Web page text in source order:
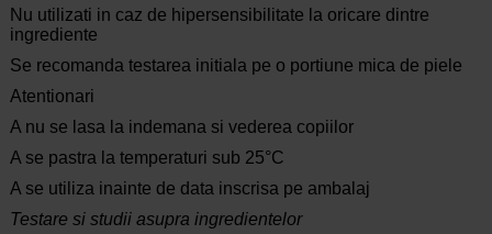
Nu utilizati in caz de hipersensibilitate la oricare dintre
ingrediente
Se recomanda testarea initiala pe o portiune mica de piele
Atentionari
A nu se lasa la indemana si vederea copiilor
A se pastra la temperaturi sub 25°C
A se utiliza inainte de data inscrisa pe ambalaj
Testare si studii asupra ingredientelor